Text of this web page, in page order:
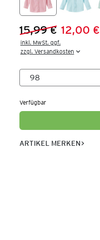
Vorheriger Preis:
15,99 €
Neuer Preis:12,00 €
inkl. MwSt. ggf.
zzgl. Versandkosten
Verfügbar
ARTIKEL MERKEN